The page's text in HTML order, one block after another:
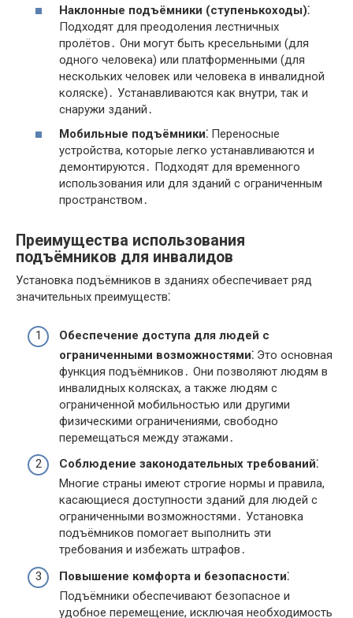
Наклонные подъёмники (ступенькоходы)⁚
Подходят для преодоления лестничных
пролётов․ Они могут быть кресельными (для
одного человека) или платформенными (для
нескольких человек или человека в инвалидной
коляске)․ Устанавливаются как внутри, так и
снаружи зданий․
Мобильные подъёмники⁚ Переносные
устройства, которые легко устанавливаются и
демонтируются․ Подходят для временного
использования или для зданий с ограниченным
пространством․
Преимущества использования
подъёмников для инвалидов
Установка подъёмников в зданиях обеспечивает ряд
значительных преимуществ⁚
Обеспечение доступа для людей с
ограниченными возможностями⁚ Это основная
функция подъёмников․ Они позволяют людям в
инвалидных колясках, а также людям с
ограниченной мобильностью или другими
физическими ограничениями, свободно
перемещаться между этажами․
Соблюдение законодательных требований⁚
Многие страны имеют строгие нормы и правила,
касающиеся доступности зданий для людей с
ограниченными возможностями․ Установка
подъёмников помогает выполнить эти
требования и избежать штрафов․
Повышение комфорта и безопасности⁚
Подъёмники обеспечивают безопасное и
удобное перемещение, исключая необходимость